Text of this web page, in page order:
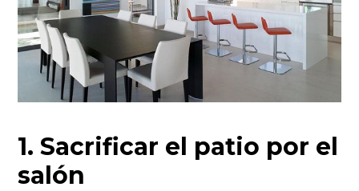
1. Sacrificar el patio por el
salón